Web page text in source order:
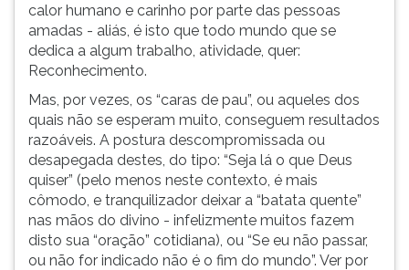
calor humano e carinho por parte das pessoas
amadas - aliás, é isto que todo mundo que se
dedica a algum trabalho, atividade, quer:
Reconhecimento.
Mas, por vezes, os “caras de pau”, ou aqueles dos
quais não se esperam muito, conseguem resultados
razoáveis. A postura descompromissada ou
desapegada destes, do tipo: “Seja lá o que Deus
quiser” (pelo menos neste contexto, é mais
cômodo, e tranquilizador deixar a “batata quente”
nas mãos do divino - infelizmente muitos fazem
disto sua “oração” cotidiana), ou “Se eu não passar,
ou não for indicado não é o fim do mundo”. Ver por